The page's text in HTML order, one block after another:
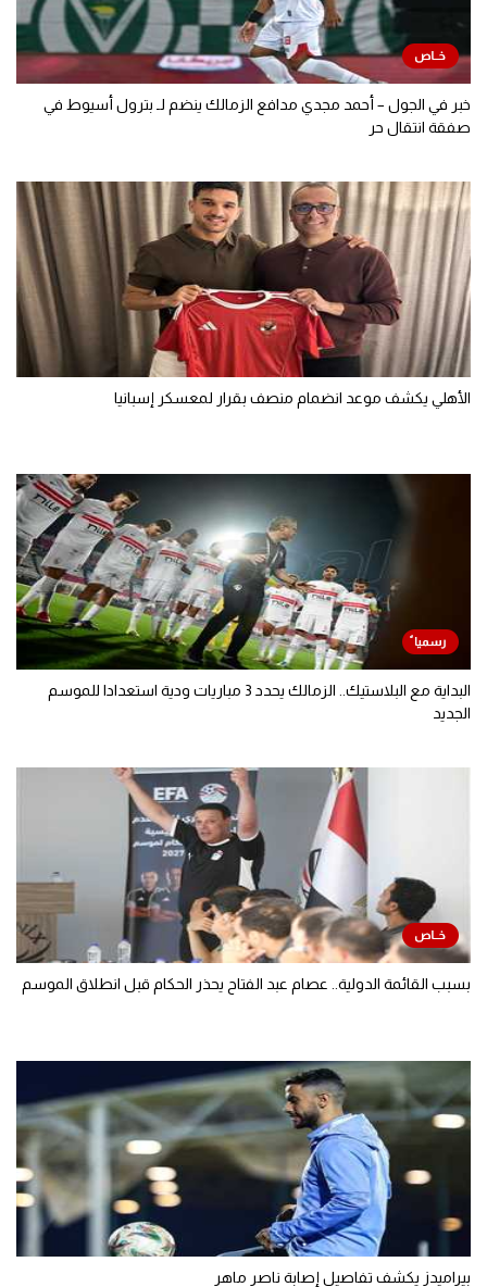
خبر في الجول – أحمد مجدي مدافع الزمالك ينضم لـ بترول أسيوط في
صفقة انتقال حر
الأهلي يكشف موعد انضمام منصف بقرار لمعسكر إسبانيا
البداية مع البلاستيك.. الزمالك يحدد 3 مباريات ودية استعدادا للموسم
الجديد
بسبب القائمة الدولية.. عصام عبد الفتاح يحذر الحكام قبل انطلاق الموسم
بيراميدز يكشف تفاصيل إصابة ناصر ماهر